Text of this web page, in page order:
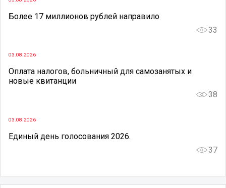
Более 17 миллионов рублей направило
33
03.08.2026
Оплата налогов, больничный для самозанятых и
новые квитанции
38
03.08.2026
Единый день голосования 2026.
37